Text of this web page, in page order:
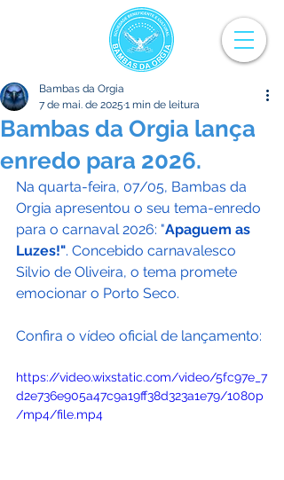
Bambas da Orgia lança
enredo para 2026.
Bambas da Orgia
7 de mai. de 2025 1 min de leitura
Na quarta-feira, 07/05, Bambas da
Orgia apresentou o seu tema-enredo
para o carnaval 2026: "Apaguem as
Luzes!". Concebido carnavalesco
Silvio de Oliveira, o tema promete
emocionar o Porto Seco.
Confira o vídeo oficial de lançamento:
https://video.wixstatic.com/video/5fc97e_7
d2e736e905a47c9a19ff38d323a1e79/1080p
/mp4/file.mp4